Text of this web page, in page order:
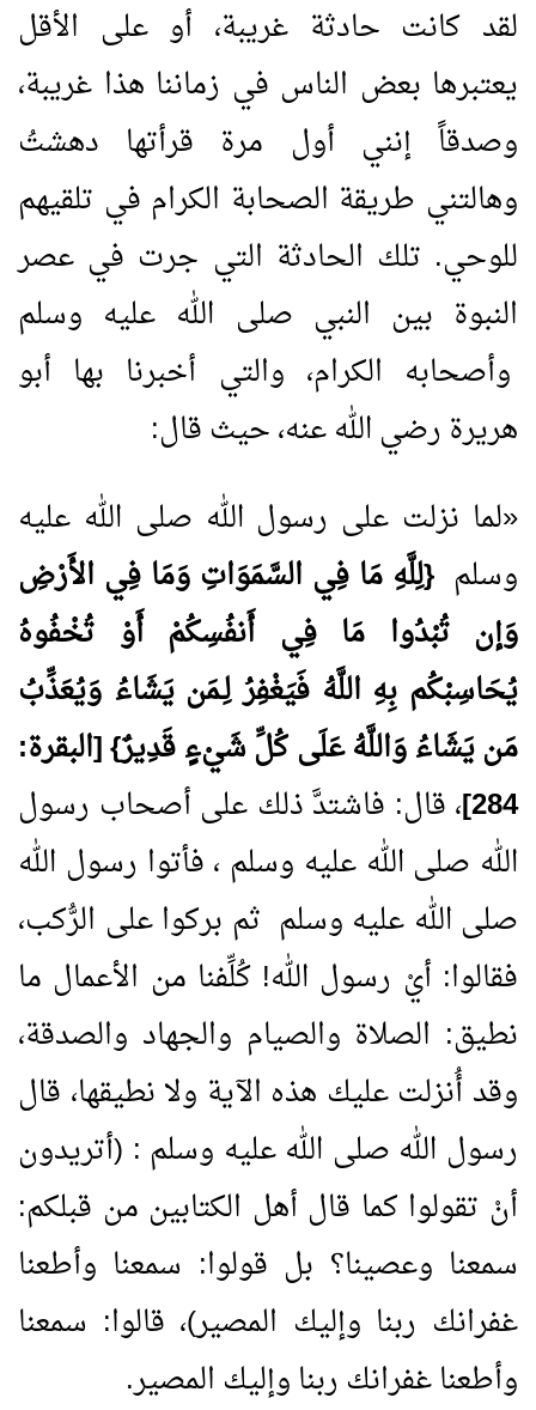
لقد كانت حادثة غريبة، أو على الأقل
يعتبرها بعض الناس في زماننا هذا غريبة،
وصدقاً إنني أول مرة قرأتها دهشتُ
وهالتني طريقة الصحابة الكرام في تلقيهم
للوحي. تلك الحادثة التي جرت في عصر
النبوة بين النبي صلى الله عليه وسلم
وأصحابه الكرام، والتي أخبرنا بها أبو
هريرة رضي الله عنه، حيث قال:
«لما نزلت على رسول الله صلى الله عليه
وسلم {لِلَّهِ مَا فِي السَّمَوَاتِ وَمَا فِي الأَرْضِ
وَإن تُبْدُوا مَا فِي أَنفُسِكُمْ أَوْ تُخْفُوهُ
يُحَاسِبْكُم بِهِ اللَّهُ فَيَغْفِرُ لِـمَن يَشَاءُ وَيُعَذِّبُ
مَن يَشَاءُ وَاللَّهُ عَلَى كُلِّ شَيْءٍ قَدِيرٌ} [البقرة:
284
]، قال: فاشتدَّ ذلك على أصحاب رسول
الله صلى الله عليه وسلم ، فأتوا رسول الله
صلى الله عليه وسلم ثم بركوا على الرُّكب،
فقالوا: أيْ رسول الله! كُلِّفنا من الأعمال ما
نطيق: الصلاة والصيام والجهاد والصدقة،
وقد أُنزلت عليك هذه الآية ولا نطيقها، قال
رسول الله صلى الله عليه وسلم : (أتريدون
أنْ تقولوا كما قال أهل الكتابين من قبلكم:
سمعنا وعصينا؟ بل قولوا: سمعنا وأطعنا
غفرانك ربنا وإليك المصير)، قالوا: سمعنا
وأطعنا غفرانك ربنا وإليك المصير.